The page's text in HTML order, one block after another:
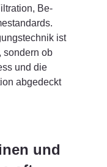
Be-
ist
sondern ob
und die
abgedeckt
und